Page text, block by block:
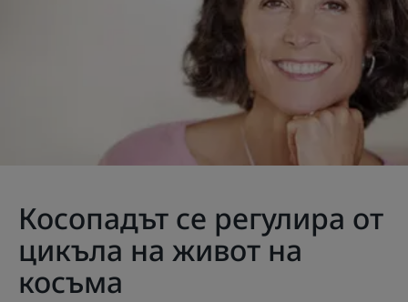
Косопадът се регулира от
цикъла на живот на
косъма